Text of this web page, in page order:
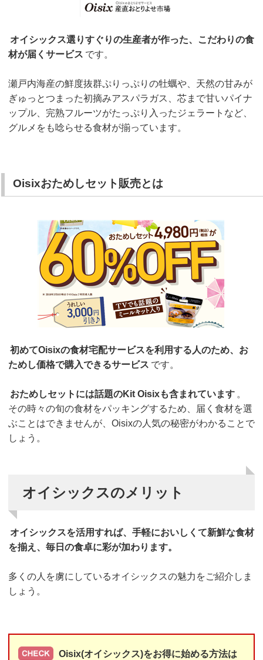
オイシックス選りすぐりの生産者が作った、こだわりの食
材が届くサービス です。
瀬戸内海産の鮮度抜群ぷりっぷりの牡蠣や、天然の甘みが
ぎゅっとつまった初摘みアスパラガス、芯まで甘いパイナ
ップル、完熟フルーツがたっぷり入ったジェラートなど、
グルメをも唸らせる食材が揃っています。
Oisixおためしセット販売とは
初めてOisixの食材宅配サービスを利用する人のため、お
ためし価格で購入できるサービス です。
おためしセットには話題のKit Oisixも含まれています 。
その時々の旬の食材をパッキングするため、届く食材を選
ぶことはできませんが、Oisixの人気の秘密がわかることで
しょう。
オイシックスのメリット
オイシックスを活用すれば、手軽においしくて新鮮な食材
を揃え、毎日の食卓に彩が加わります。
多くの人を虜にしているオイシックスの魅力をご紹介しま
しょう。
Oisix(オイシックス)をお得に始める方法は